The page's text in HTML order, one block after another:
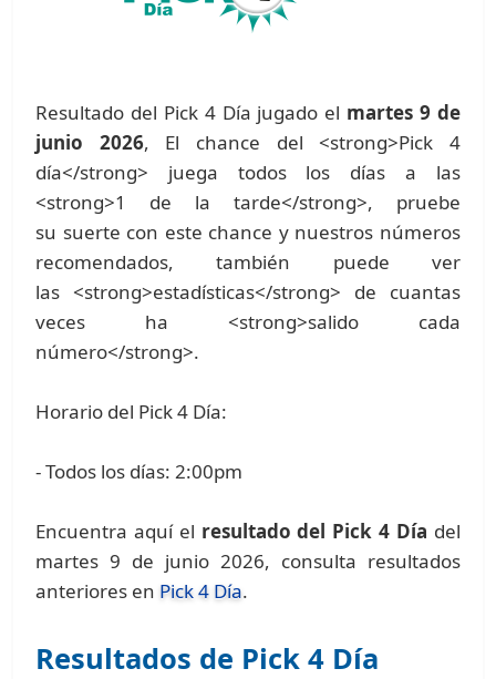
Resultado del Pick 4 Día jugado el martes 9 de
junio 2026, El chance del <strong>Pick 4
día</strong> juega todos los días a las
<strong>1 de la tarde</strong>, pruebe
su suerte con este chance y nuestros números
recomendados, también puede ver
las <strong>estadísticas</strong> de cuantas
veces ha <strong>salido cada
número</strong>.
Horario del Pick 4 Día:
- Todos los días: 2:00pm
Encuentra aquí el resultado del Pick 4 Día del
martes 9 de junio 2026, consulta resultados
anteriores en Pick 4 Día.
Resultados de Pick 4 Día